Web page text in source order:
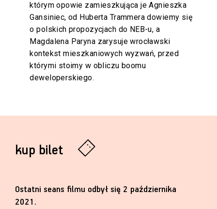
kup bilet
Ostatni seans filmu odbył się 2 października
2021.
którym opowie zamieszkująca je Agnieszka
Gansiniec, od Huberta Trammera dowiemy się
o polskich propozycjach do NEB-u, a
Magdalena Paryna zarysuje wrocławski
kontekst mieszkaniowych wyzwań, przed
którymi stoimy w obliczu boomu
deweloperskiego.